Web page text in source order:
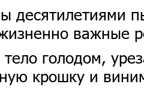
десятилетиями
важные
голодом,
крошку и